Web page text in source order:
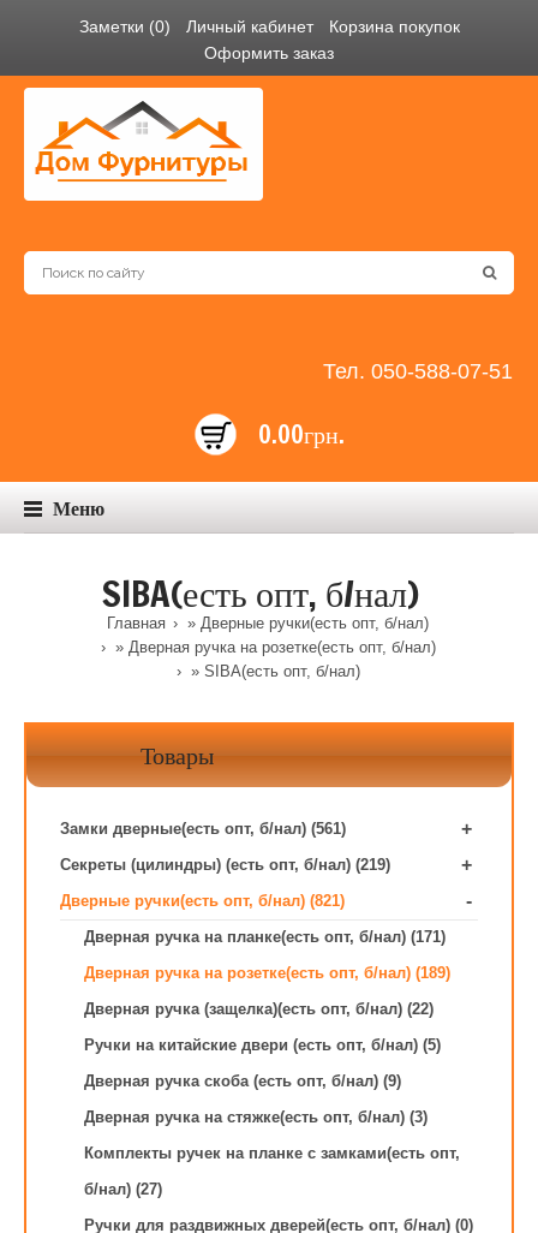
Заметки (0) Личный кабинет
Корзина покупок
Оформить заказ
Тел. 050-588-07-51
0.00грн.
Меню
SIBA(есть опт, б/нал)
Главная » Дверные ручки(есть опт, б/нал)
» Дверная ручка на розетке(есть опт, б/нал)
» SIBA(есть опт, б/нал)
Товары
Замки дверные(есть опт, б/нал) (561) +
Секреты (цилиндры) (есть опт, б/нал) (219) +
Дверные ручки(есть опт, б/нал) (821) -
Дверная ручка на планке(есть опт, б/нал) (171)
Дверная ручка на розетке(есть опт, б/нал) (189)
Дверная ручка (защелка)(есть опт, б/нал) (22)
Ручки на китайские двери (есть опт, б/нал) (5)
Дверная ручка скоба (есть опт, б/нал) (9)
Дверная ручка на стяжке(есть опт, б/нал) (3)
Комплекты ручек на планке с замками(есть опт,
б/нал) (27)
Ручки для раздвижных дверей(есть опт, б/нал) (0)